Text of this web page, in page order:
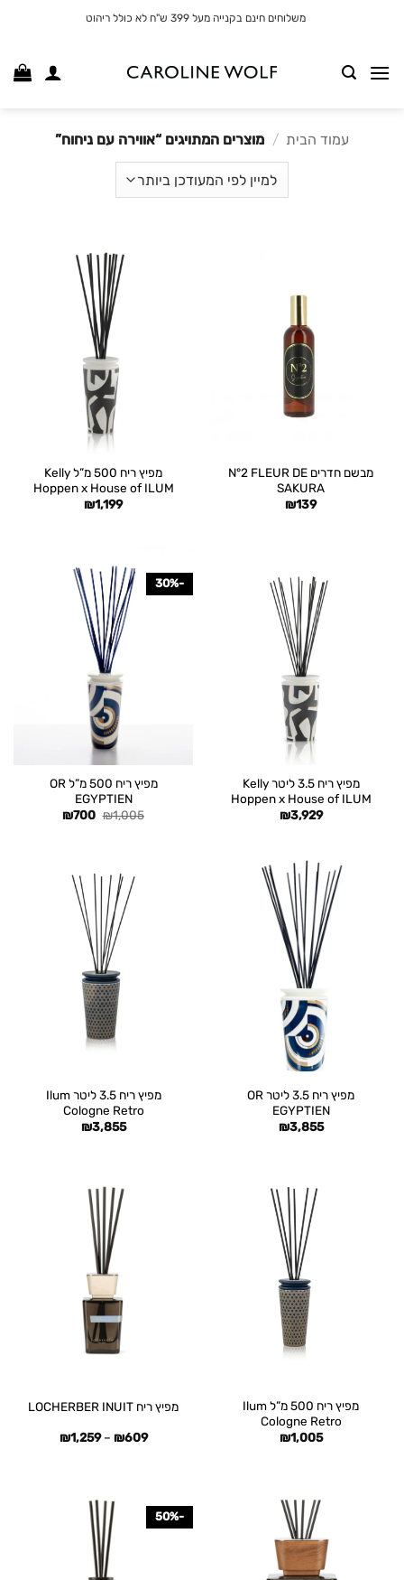
משלוחים חינם בקנייה מעל 399 ש"ח לא כולל ריהוט
עמוד הבית / מוצרים המתויגים “אווירה עם ניחוח”
מבשם חדרים N°2 FLEUR DE
SAKURA
₪139
מפיץ ריח 500 מ”ל Kelly
Hoppen x House of ILUM
₪1,199
מפיץ ריח 3.5 ליטר Kelly
Hoppen x House of ILUM
₪3,929
-30%
מפיץ ריח 500 מ”ל OR
EGYPTIEN
₪1,005
המחיר
₪700
המחיר
מפיץ ריח 3.5 ליטר OR
EGYPTIEN
₪3,855
מפיץ ריח 3.5 ליטר Ilum
Cologne Retro
₪3,855
מפיץ ריח 500 מ”ל Ilum
Cologne Retro
₪1,005
מפיץ ריח LOCHERBER INUIT
₪609
–
₪1,259
-50%